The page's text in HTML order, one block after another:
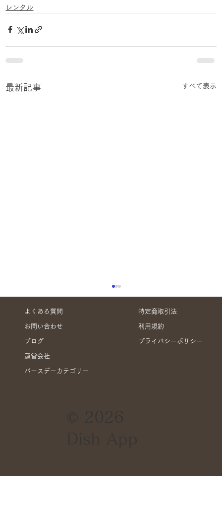
レンタル
最新記事 すべて表示
よくある質問
お問い合わせ
ブログ
運営会社
バースデーカテゴリー
特定商取引法
利用規約
プライバシーポリシー
© 2026
Dish App